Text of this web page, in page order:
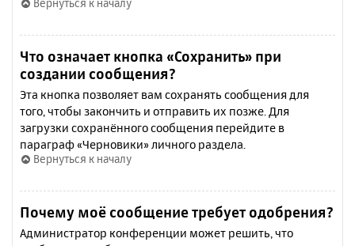
Вернуться к началу
Что означает кнопка «Сохранить» при
создании сообщения?
Эта кнопка позволяет вам сохранять сообщения для
того, чтобы закончить и отправить их позже. Для
загрузки сохранённого сообщения перейдите в
параграф «Черновики» личного раздела.
Вернуться к началу
Почему моё сообщение требует одобрения?
Администратор конференции может решить, что